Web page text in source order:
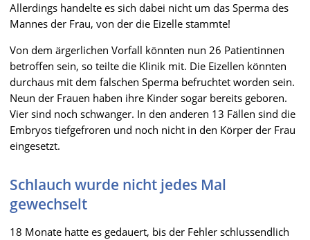
Allerdings handelte es sich dabei nicht um das Sperma des
Mannes der Frau, von der die Eizelle stammte!
Von dem ärgerlichen Vorfall könnten nun 26 Patientinnen
betroffen sein, so teilte die Klinik mit. Die Eizellen könnten
durchaus mit dem falschen Sperma befruchtet worden sein.
Neun der Frauen haben ihre Kinder sogar bereits geboren.
Vier sind noch schwanger. In den anderen 13 Fällen sind die
Embryos tiefgefroren und noch nicht in den Körper der Frau
eingesetzt.
Schlauch wurde nicht jedes Mal
gewechselt
18 Monate hatte es gedauert, bis der Fehler schlussendlich